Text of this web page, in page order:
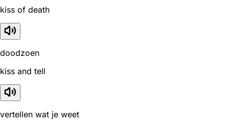
kiss of death
doodzoen
kiss and tell
vertellen wat je weet